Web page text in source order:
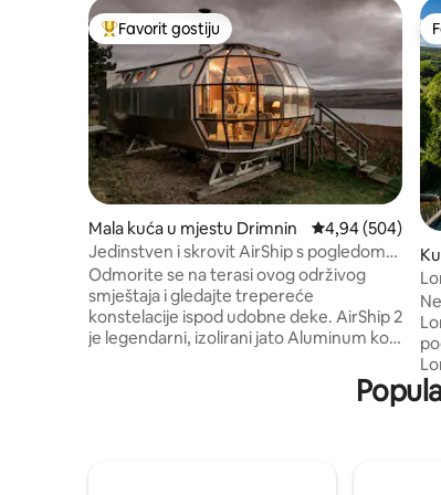
Glavni favorit gostiju
Favorit gostiju
Mala kuća u mjestu Drimnin Prosječna
4,94 (504)
Jedinstven i skrovit AirShip s pogledom
koji oduzima dah
Odmorite se na terasi ovog održivog
smještaja i gledajte trepereće
konstelacije ispod udobne deke. AirShip 2
je legendarni, izolirani jato Aluminum koje
Airship002 je udoban, neobičan i cool. Ne
yll
Lomond.